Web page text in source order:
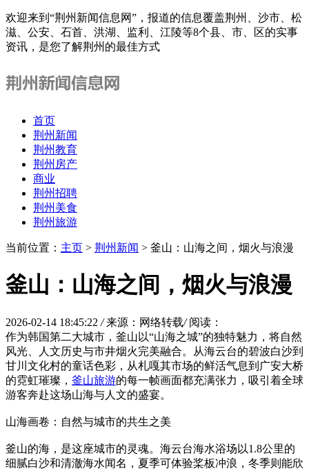
欢迎来到“荆州新闻信息网”，报道的信息覆盖荆州、沙市、松
滋、公安、石首、洪湖、监利、江陵等8个县、市、区的实事
资讯，是您了解荆州的最佳方式
首页
荆州新闻
荆州教育
荆州房产
商业
荆州招聘
荆州美食
荆州旅游
当前位置： 主页 > 荆州新闻 > 釜山：山海之间，烟火与浪漫
釜山：山海之间，烟火与浪漫
2026-02-14 18:45:22 / 来源：网络转载/ 阅读：
作为韩国第二大城市，釜山以“山海之城”的独特魅力，将自然
风光、人文历史与市井烟火完美融合。从海云台的碧波白沙到
甘川文化村的童话色彩，从札嘎其市场的鲜活气息到广安大桥
的霓虹璀璨， 釜山旅游的每一帧画面都充满张力，吸引着全球
游客奔赴这场山海与人文的盛宴。
山海画卷：自然与城市的共生之美
釜山的海，是这座城市的灵魂。海云台海水浴场以1.8公里的
细腻白沙和清澈海水闻名，夏季可体验桨板冲浪，冬季则能欣